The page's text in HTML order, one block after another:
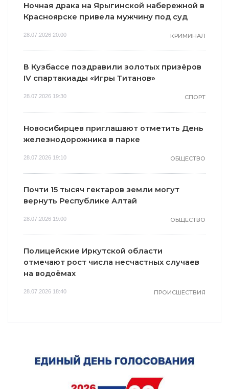
Ночная драка на Ярыгинской набережной в
Красноярске привела мужчину под суд
28.07.2026 20:00 КРИМИНАЛ
В Кузбассе поздравили золотых призёров
IV спартакиады «Игры Титанов»
28.07.2026 19:30 СПОРТ
Новосибирцев приглашают отметить День
железнодорожника в парке
28.07.2026 19:10 ОБЩЕСТВО
Почти 15 тысяч гектаров земли могут
вернуть Республике Алтай
28.07.2026 19:00 ОБЩЕСТВО
Полицейские Иркутской области
отмечают рост числа несчастных случаев
на водоёмах
28.07.2026 18:40 ПРОИСШЕСТВИЯ